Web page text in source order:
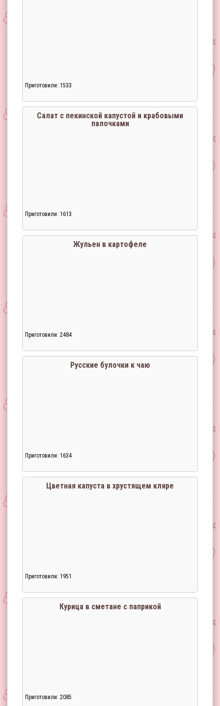
Приготовили: 1533
Салат с пекинской капустой и крабовыми
палочками
Приготовили: 1613
Жульен в картофеле
Приготовили: 2484
Русские булочки к чаю
Приготовили: 1634
Цветная капуста в хрустящем кляре
Приготовили: 1951
Курица в сметане с паприкой
Приготовили: 2085